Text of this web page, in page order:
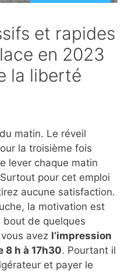
et rapides
en 2023
la liberté
matin. Le réveil
la troisième fois
lever chaque matin
pour cet emploi
aucune satisfaction.
la motivation est
de quelques
avez l’impression
8 h à 17h30. Pourtant il
et payer le